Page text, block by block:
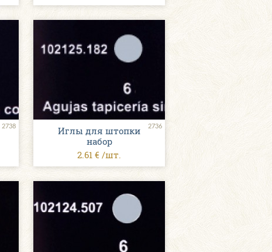
2738 2736
Иглы для штопки
набор
2.61 € /шт.